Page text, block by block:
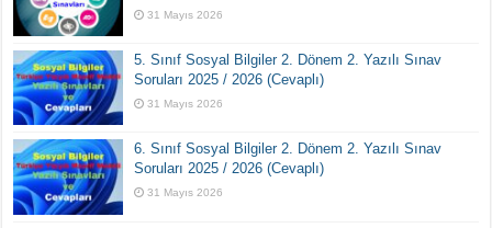
31 Mayıs 2026
5. Sınıf Sosyal Bilgiler 2. Dönem 2. Yazılı Sınav
Soruları 2025 / 2026 (Cevaplı)
31 Mayıs 2026
6. Sınıf Sosyal Bilgiler 2. Dönem 2. Yazılı Sınav
Soruları 2025 / 2026 (Cevaplı)
31 Mayıs 2026